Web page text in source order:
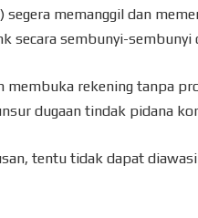
memanggil dan
sembunyi-sembunyi
rekening tanpa
dugaan tindak pidana
tentu tidak dapat